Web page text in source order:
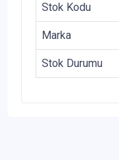
Stok Kodu
Marka
Stok Durumu